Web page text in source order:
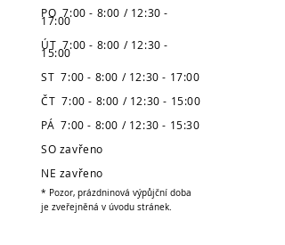
PO 7:00 - 8:00 / 12:30 -
17:00
ÚT 7:00 - 8:00 / 12:30 -
15:00
ST 7:00 - 8:00 / 12:30 - 17:00
ČT 7:00 - 8:00 / 12:30 - 15:00
PÁ 7:00 - 8:00 / 12:30 - 15:30
SO zavřeno
NE zavřeno
* Pozor, prázdninová výpůjční doba
je zveřejněná v úvodu stránek.